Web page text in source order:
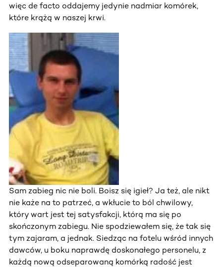
więc de facto oddajemy jedynie nadmiar komórek,
które krążą w naszej krwi.
Sam zabieg nic nie boli. Boisz się igieł? Ja też, ale nikt
nie każe na to patrzeć, a wkłucie to ból chwilowy,
który wart jest tej satysfakcji, którą ma się po
skończonym zabiegu. Nie spodziewałem się, że tak się
tym zajaram, a jednak. Siedząc na fotelu wśród innych
dawców, u boku naprawdę doskonałego personelu, z
każdą nową odseparowaną komórką radość jest